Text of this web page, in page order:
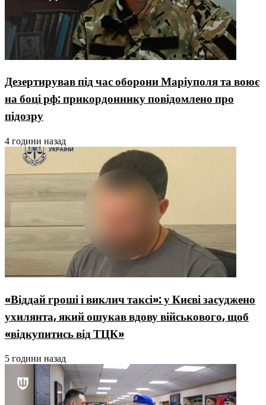
Дезертирував під час оборони Маріуполя та воює
на боці рф: прикордоннику повідомлено про
підозру
4 години назад
«Віддай гроші і виклич таксі»: у Києві засуджено
ухилянта, який ошукав вдову військового, щоб
«відкупитись від ТЦК»
5 години назад